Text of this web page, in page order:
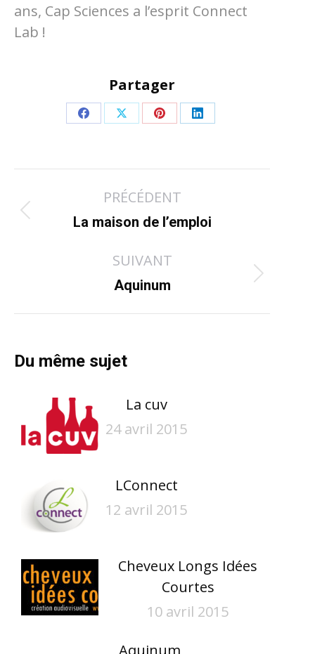
ans, Cap Sciences a l’esprit Connect
Lab !
Partager
Partager
Facebook
Partager
X
Partager
Pinterest
Partager
LinkedIn
Navigation
article
PRÉCÉDENT
Article
:
La maison de l’emploi
SUIVANT
Article
Aquinum
Du même sujet
La cuv
24 avril 2015
LConnect
12 avril 2015
Cheveux Longs Idées
Courtes
10 avril 2015
Aquinum